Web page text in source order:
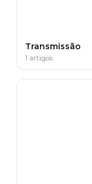
Transmissão
1 artigos